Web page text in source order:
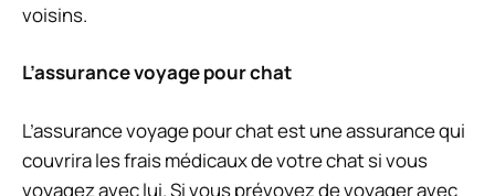
voisins.
L’assurance voyage pour chat
L’assurance voyage pour chat est une assurance qui
couvrira les frais médicaux de votre chat si vous
voyagez avec lui. Si vous prévoyez de voyager avec